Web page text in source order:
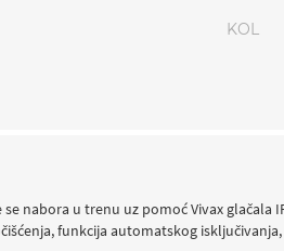
KOL
nabora u trenu uz pomoć Vivax
funkcija automatskog